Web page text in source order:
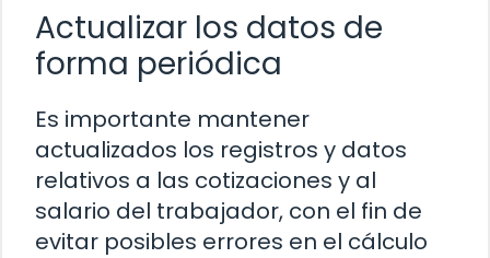
Actualizar los datos de
forma periódica
Es importante mantener
actualizados los registros y datos
relativos a las cotizaciones y al
salario del trabajador, con el fin de
evitar posibles errores en el cálculo